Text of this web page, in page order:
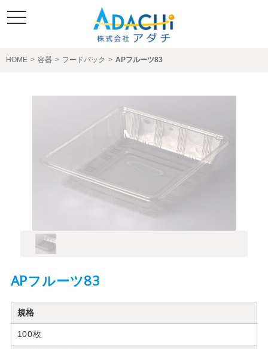
toggle
navigation
HOME > 容器 > フードパック > APフルーツ83
APフルーツ83
規格
100枚